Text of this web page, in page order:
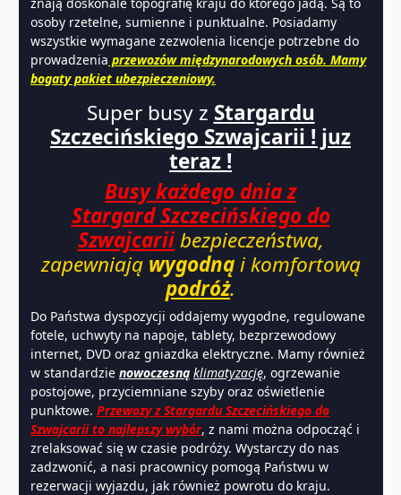
osoby rzetelne, sumienne i punktualne. Posiadamy
wszystkie wymagane zezwolenia licencje potrzebne do
prowadzenia przewozów międzynarodowych osób. Mamy
bogaty pakiet ubezpieczeniowy.
Super busy z Stargardu
Szczecińskiego Szwajcarii ! juz
teraz !
Busy każdego dnia z
Stargard Szczecińskiego do
Szwajcarii bezpieczeństwa,
zapewniają wygodnąi komfortową
podróż.
Do Państwa dyspozycji oddajemy wygodne, regulowane
fotele, uchwyty na napoje, tablety, bezprzewodowy
internet, DVD oraz gniazdka elektryczne. Mamy również
w standardzie nowoczesną klimatyzację, ogrzewanie
postojowe, przyciemniane szyby oraz oświetlenie
punktowe. Przewozy z Stargardu Szczecińskiego do
Szwajcarii to najlepszy wybór, z nami można odpocząć i
zrelaksować się w czasie podróży. Wystarczy do nas
zadzwonić, a nasi pracownicy pomogą Państwu w
rezerwacji wyjazdu, jak również powrotu do kraju.